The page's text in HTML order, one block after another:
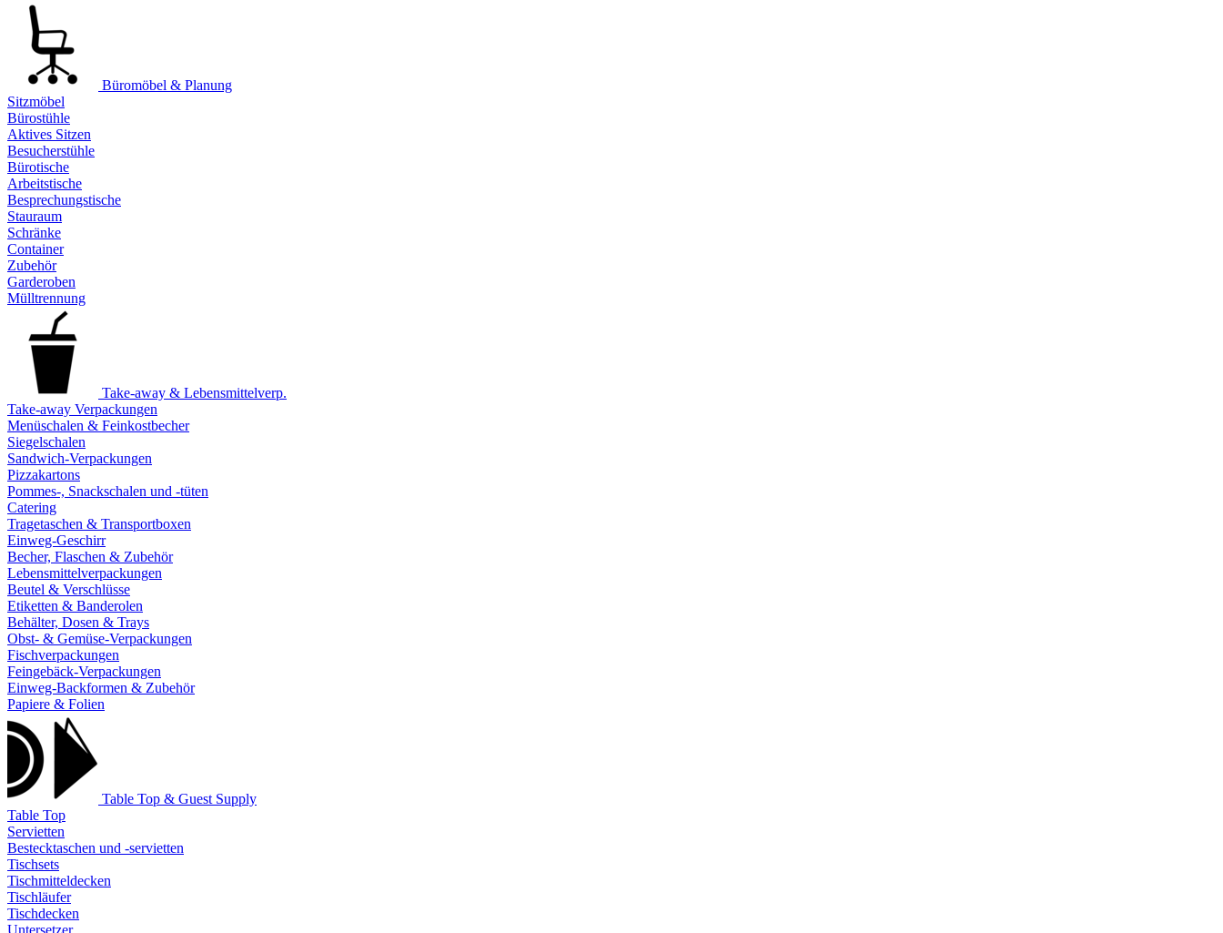
Büromöbel & Planung
Sitzmöbel
Bürostühle
Aktives Sitzen
Besucherstühle
Bürotische
Arbeitstische
Besprechungstische
Stauraum
Schränke
Container
Zubehör
Garderoben
Mülltrennung
Take-away & Lebensmittelverp.
Take-away Verpackungen
Menüschalen & Feinkostbecher
Siegelschalen
Sandwich-Verpackungen
Pizzakartons
Pommes-, Snackschalen und -tüten
Catering
Tragetaschen & Transportboxen
Einweg-Geschirr
Becher, Flaschen & Zubehör
Lebensmittelverpackungen
Beutel & Verschlüsse
Etiketten & Banderolen
Behälter, Dosen & Trays
Obst- & Gemüse-Verpackungen
Fischverpackungen
Feingebäck-Verpackungen
Einweg-Backformen & Zubehör
Papiere & Folien
Table Top & Guest Supply
Table Top
Servietten
Bestecktaschen und -servietten
Tischsets
Tischmitteldecken
Tischläufer
Tischdecken